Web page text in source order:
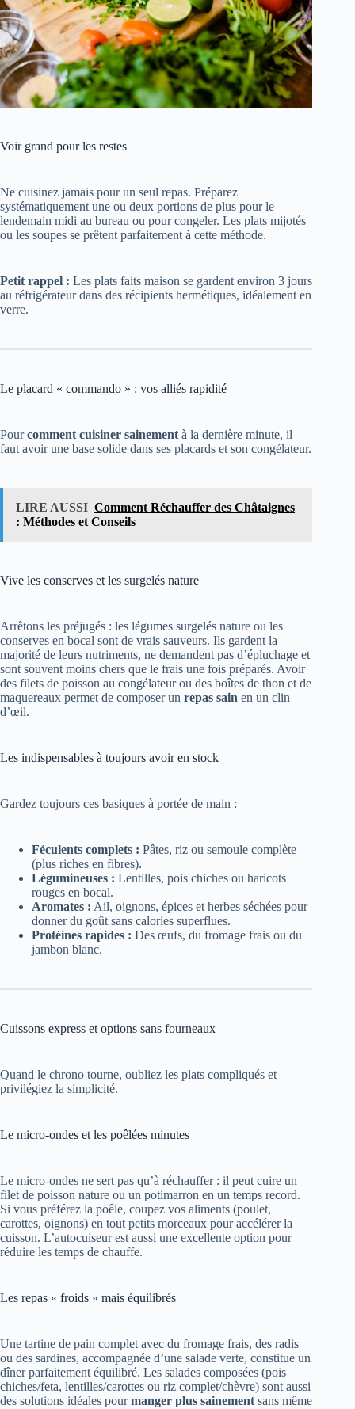
Voir grand pour les restes
Ne cuisinez jamais pour un seul repas. Préparez
systématiquement une ou deux portions de plus pour le
lendemain midi au bureau ou pour congeler. Les plats mijotés
ou les soupes se prêtent parfaitement à cette méthode.
Petit rappel : Les plats faits maison se gardent environ 3 jours
au réfrigérateur dans des récipients hermétiques, idéalement en
verre.
Le placard « commando » : vos alliés rapidité
Pourcomment cuisiner sainement à la dernière minute, il
faut avoir une base solide dans ses placards et son congélateur.
LIRE AUSSI Comment Réchauffer des Châtaignes
: Méthodes et Conseils
Vive les conserves et les surgelés nature
Arrêtons les préjugés : les légumes surgelés nature ou les
conserves en bocal sont de vrais sauveurs. Ils gardent la
majorité de leurs nutriments, ne demandent pas d’épluchage et
sont souvent moins chers que le frais une fois préparés. Avoir
des filets de poisson au congélateur ou des boîtes de thon et de
maquereaux permet de composer un repas sain en un clin
d’œil.
Les indispensables à toujours avoir en stock
Gardez toujours ces basiques à portée de main :
Féculents complets : Pâtes, riz ou semoule complète
(plus riches en fibres).
Légumineuses : Lentilles, pois chiches ou haricots
rouges en bocal.
Aromates : Ail, oignons, épices et herbes séchées pour
donner du goût sans calories superflues.
Protéines rapides : Des œufs, du fromage frais ou du
jambon blanc.
Cuissons express et options sans fourneaux
Quand le chrono tourne, oubliez les plats compliqués et
privilégiez la simplicité.
Le micro-ondes et les poêlées minutes
Le micro-ondes ne sert pas qu’à réchauffer : il peut cuire un
filet de poisson nature ou un potimarron en un temps record.
Si vous préférez la poêle, coupez vos aliments (poulet,
carottes, oignons) en tout petits morceaux pour accélérer la
cuisson. L’autocuiseur est aussi une excellente option pour
réduire les temps de chauffe.
Les repas « froids » mais équilibrés
Une tartine de pain complet avec du fromage frais, des radis
ou des sardines, accompagnée d’une salade verte, constitue un
dîner parfaitement équilibré. Les salades composées (pois
chiches/feta, lentilles/carottes ou riz complet/chèvre) sont aussi
des solutions idéales pourmanger plus sainement sans même